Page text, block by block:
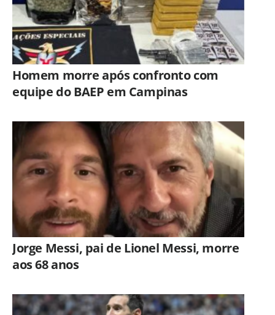
Homem morre após confronto com
equipe do BAEP em Campinas
Jorge Messi, pai de Lionel Messi, morre
aos 68 anos